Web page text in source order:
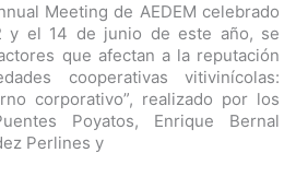
Meeting de AEDEM celebrado
y el 14 de junio de este año, se
que afectan a la reputación
cooperativas vitivinícolas:
corporativo”, realizado por los
Poyatos, Enrique Bernal
Perlines y